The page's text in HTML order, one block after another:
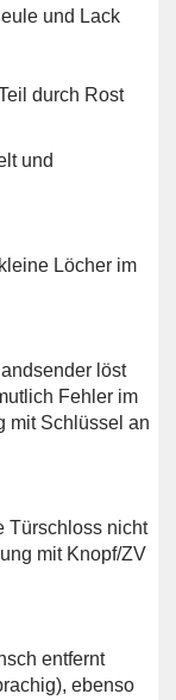
und Lack
durch Rost
und
Löcher im
löst
Fehler im
mit Schlüssel an
Türschloss nicht
mit Knopf/ZV
entfernt
ebenso